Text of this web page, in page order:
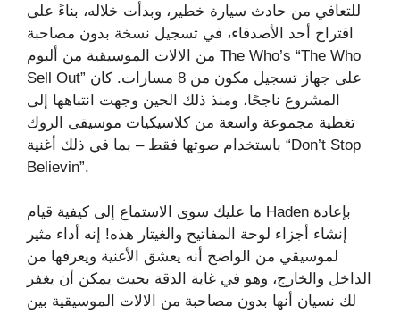
للتعافي من حادث سيارة خطير، وبدأت خلاله، بناءً على
اقتراح أحد الأصدقاء، في تسجيل نسخة بدون مصاحبة
من الالات الموسيقية من ألبوم The Who’s “The Who
Sell Out” على جهاز تسجيل مكون من 8 مسارات. كان
المشروع ناجحًا، ومنذ ذلك الحين وجهت انتباهها إلى
تغطية مجموعة واسعة من كلاسيكيات موسيقى الروك
باستخدام صوتها فقط – بما في ذلك أغنية “Don’t Stop
Believin”.
ما عليك سوى الاستماع إلى كيفية قيام Haden بإعادة
إنشاء أجزاء لوحة المفاتيح والغيتار هذه! إنه أداء مثير
لموسيقي من الواضح أنه يعشق الأغنية ويعرفها من
الداخل والخارج، وهو في غاية الدقة بحيث يمكن أن يغفر
لك نسيان أنها بدون مصاحبة من الالات الموسيقية بين